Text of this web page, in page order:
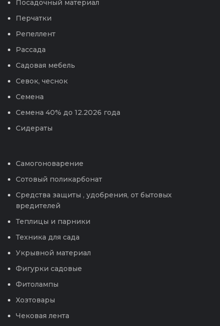
Посадочный материал
Перчатки
Репеллент
Рассада
Садовая мебель
Севок, чеснок
Семена
Семена 40% до 12.2026 года
Сидераты
Самогоноварение
Сотовый поликарбонат
Средства защиты , удобрения, от бытовых
вредителей
Теплицы и парники
Техника для сада
Укрывной материал
Фигурки садовые
Фитолампы
Хозтовары
Чековая лента